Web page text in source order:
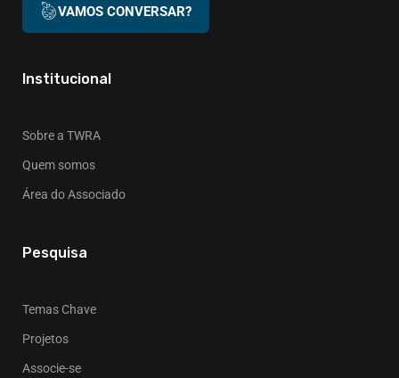
VAMOS CONVERSAR?
Institucional
Sobre a TWRA
Quem somos
Área do Associado
Pesquisa
Temas Chave
Projetos
Associe-se